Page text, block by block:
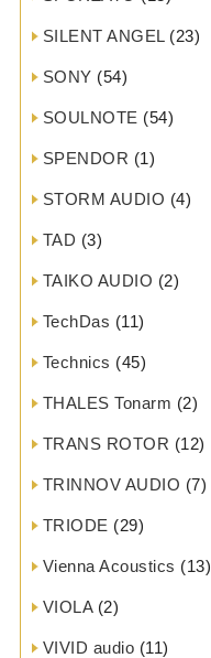
SILENT ANGEL(23)
SONY (54)
SOULNOTE (54)
SPENDOR (1)
STORM AUDIO (4)
TAD (3)
TAIKO AUDIO (2)
TechDas (11)
Technics (45)
THALES Tonarm (2)
TRANS ROTOR (12)
TRINNOV AUDIO (7)
TRIODE (29)
Vienna Acoustics (13)
VIOLA(2)
VIVID audio (11)